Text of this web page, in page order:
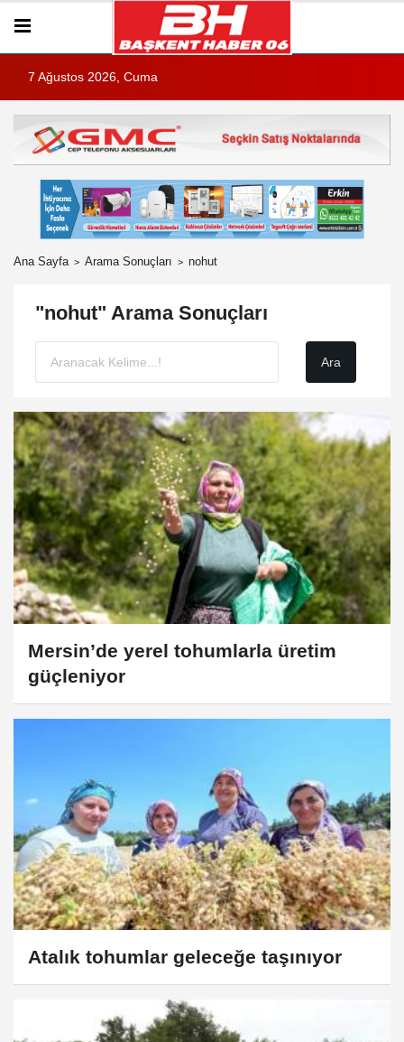
7 Ağustos 2026, Cuma
Ana Sayfa Arama Sonuçları nohut
"nohut" Arama Sonuçları
Mersin’de yerel tohumlarla üretim
güçleniyor
Atalık tohumlar geleceğe taşınıyor